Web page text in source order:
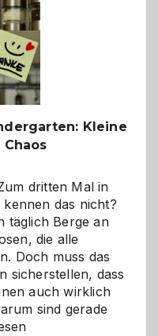
wann
ist
eine
Hundepension
die
richtige
Kleine
dritten Mal in
das nicht?
täglich Berge an
die alle
Doch muss das
sicherstellen, dass
auch wirklich
sind gerade